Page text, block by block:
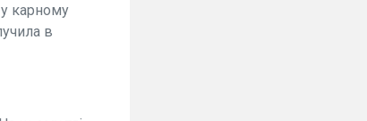
карному
в